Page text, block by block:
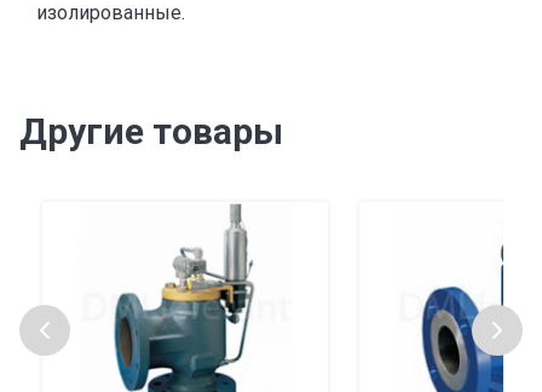
изолированные.
Другие товары